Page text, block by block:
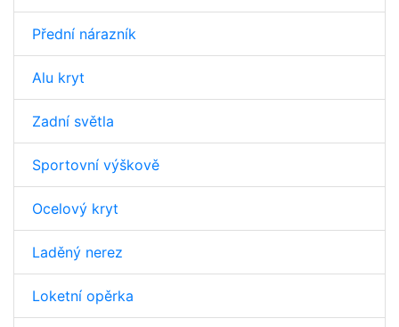
Přední nárazník
Alu kryt
Zadní světla
Sportovní výškově
Ocelový kryt
Laděný nerez
Loketní opěrka